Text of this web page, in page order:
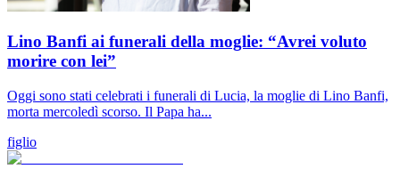
Lino Banfi ai funerali della moglie: “Avrei voluto
morire con lei”
Oggi sono stati celebrati i funerali di Lucia, la moglie di Lino Banfi,
morta mercoledì scorso. Il Papa ha...
figlio